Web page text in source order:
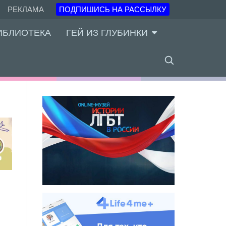
РЕКЛАМА ПОДПИШИСЬ НА РАССЫЛКУ
ГЕЙ ИЗ ГЛУБИНКИ